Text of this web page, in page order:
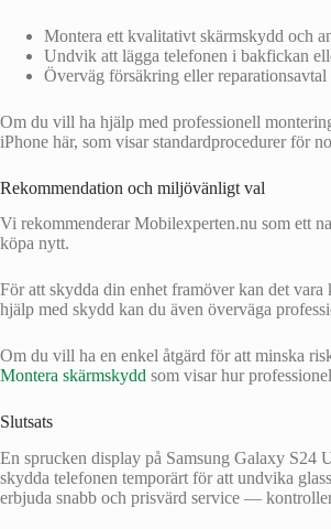
Montera ett kvalitativt skärmskydd och
Undvik att lägga telefonen i bakfickan
Överväg försäkring eller
Om du vill ha hjälp med professionell
iPhone här, som visar standardprocedurer för
Rekommendation och miljövänligt val
Vi rekommenderar Mobilexperten.nu som ett
köpa nytt.
För att skydda din enhet framöver kan det
hjälp med skydd kan du även överväga
Om du vill ha en enkel åtgärd för att minska
Montera skärmskydd som visar hur
Slutsats
En sprucken display på Samsung Galaxy S24
skydda telefonen temporärt för att undvika
erbjuda snabb och prisvärd service —